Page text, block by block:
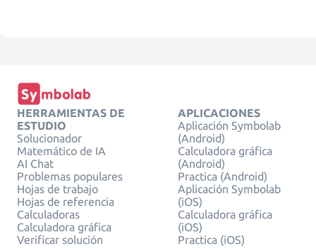
HERRAMIENTAS DE
ESTUDIO
Solucionador
Matemático de IA
AI Chat
Problemas populares
Hojas de trabajo
Hojas de referencia
Calculadoras
Calculadora gráfica
Verificar solución
APLICACIONES
Aplicación Symbolab
(Android)
Calculadora gráfica
(Android)
Practica (Android)
Aplicación Symbolab
(iOS)
Calculadora gráfica
(iOS)
Practica (iOS)